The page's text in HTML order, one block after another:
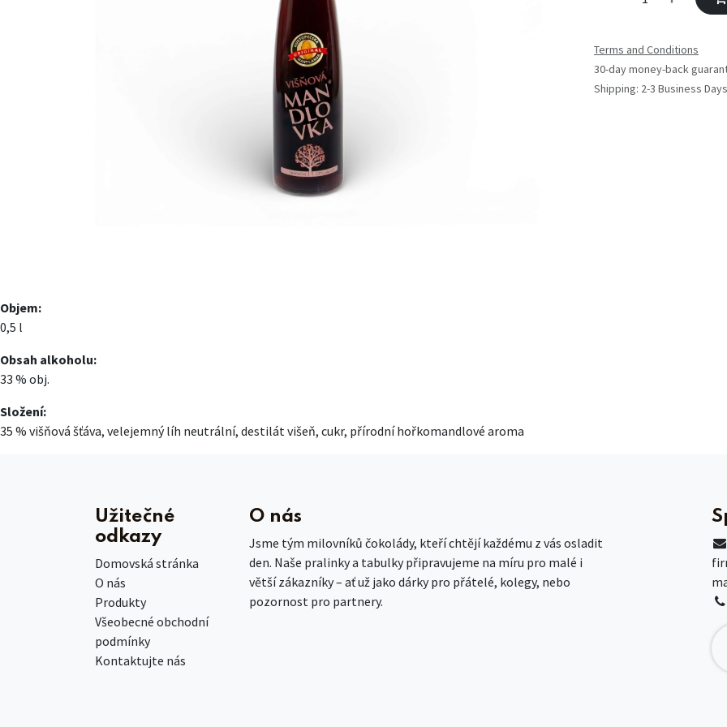
Terms and Conditions
30-day money-back
Shipping: 2-3 Business Days
Objem:
0,5 l
Obsah alkoholu:
33 % obj.
Složení:
35 % višňová šťáva, velejemný líh neutrální, destilát višeň, cukr, přírodní hořkomandlové aroma
Užitečné
odkazy
Domovská stránka
O nás
Produkty
Všeobecné obchodní
podmínky
Kontaktujte nás
O nás
Jsme tým milovníků čokolády, kteří chtějí každému z vás osladit
den. Naše pralinky a tabulky připravujeme na míru pro malé i
větší zákazníky – ať už jako dárky pro přátelé, kolegy, nebo
pozornost pro partnery.